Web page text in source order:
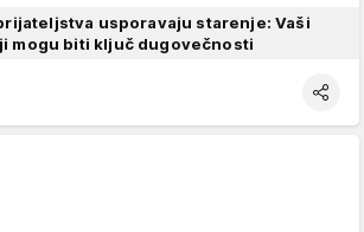
usporavaju starenje: Vaši
mogu biti ključ dugovečnosti